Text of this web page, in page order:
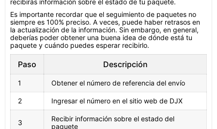
recibirás información sobre el estado de tu paquete.
Es importante recordar que el seguimiento de paquetes no
siempre es 100% preciso. A veces, puede haber retrasos en
la actualización de la información. Sin embargo, en general,
deberías poder obtener una buena idea de dónde está tu
paquete y cuándo puedes esperar recibirlo.
Paso Descripción
1 Obtener el número de referencia del envío
2 Ingresar el número en el sitio web de DJX
3
Recibir información sobre el estado del
paquete